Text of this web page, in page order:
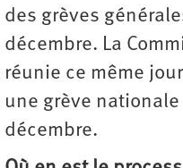
des grèves
décembre. La
réunie ce même
une grève
décembre.